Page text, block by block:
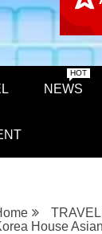
NEWS
HOT
TRAVEL
House